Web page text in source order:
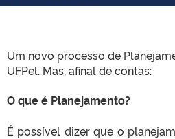
Um novo processo de
UFPel. Mas, afinal de contas:
O que é Planejamento?
É possível dizer que o